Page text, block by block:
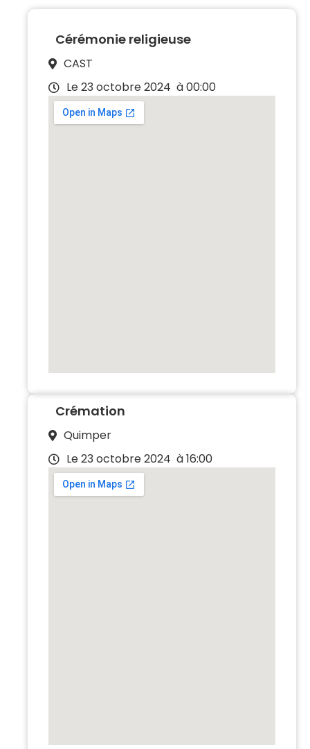
Cérémonie religieuse
CAST
Le 23 octobre 2024 à 00:00
Crémation
Quimper
Le 23 octobre 2024 à 16:00